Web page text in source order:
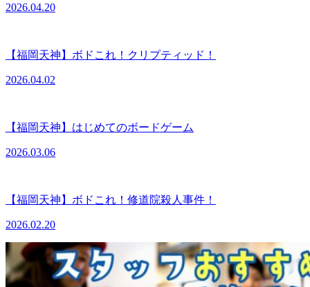
2026.04.20
【福岡天神】ボドこれ！クリプティッド！
2026.04.02
【福岡天神】はじめてのボードゲーム
2026.03.06
【福岡天神】ボドこれ！修道院殺人事件！
2026.02.20